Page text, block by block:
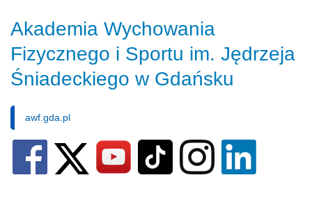
Akademia Wychowania
Fizycznego i Sportu im. Jędrzeja
Śniadeckiego w Gdańsku
awf.gda.pl